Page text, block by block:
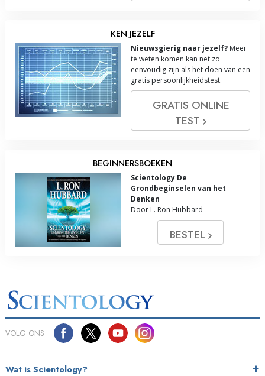
KEN JEZELF
Nieuwsgierig naar jezelf? Meer
te weten komen kan net zo
eenvoudig zijn als het doen van een
gratis persoonlijkheidstest.
GRATIS ONLINE
TEST
BEGINNERSBOEKEN
Scientology De
Grondbeginselen van het
Denken
Door L. Ron Hubbard
BESTEL
VOLG ONS
Wat is Scientology?